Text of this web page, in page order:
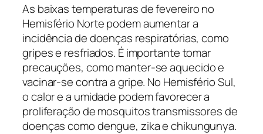
As baixas temperaturas de fevereiro no
Hemisfério Norte podem aumentar a
incidência de doenças respiratórias, como
gripes e resfriados. É importante tomar
precauções, como manter-se aquecido e
vacinar-se contra a gripe. No Hemisfério Sul,
o calor e a umidade podem favorecer a
proliferação de mosquitos transmissores de
doenças como dengue, zika e chikungunya.